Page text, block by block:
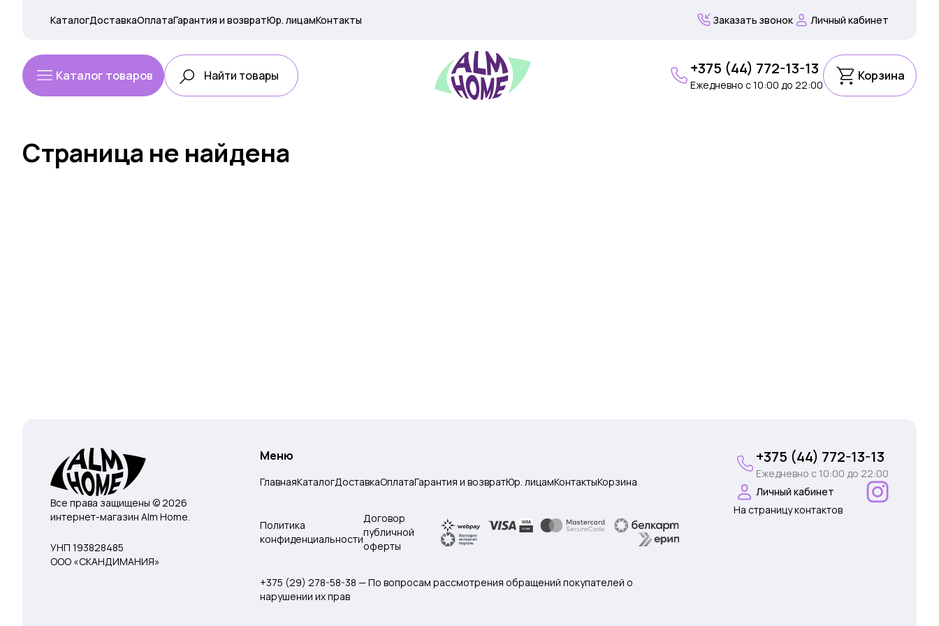
КаталогДоставкаОплатаГарантия и возвратЮр. лицамКонтакты Заказать звонок Личный кабинет
Каталог товаров +375 (44) 772-13-13
Ежедневно c 10:00 до 22:00
Корзина
Страница не найдена
Все права защищены © 2026
интернет-магазин Alm Home.
УНП 193828485
ООО «СКАНДИМАНИЯ»
Меню
ГлавнаяКаталогДоставкаОплатаГарантия и возвратЮр. лицамКонтактыКорзина
Политика
конфиденциальности
Договор
публичной
оферты
+375 (29) 278-58-38 — По вопросам рассмотрения обращений покупателей о
нарушении их прав
+375 (44) 772-13-13
Ежедневно c 10:00 до 22:00
Личный кабинет
На страницу контактов